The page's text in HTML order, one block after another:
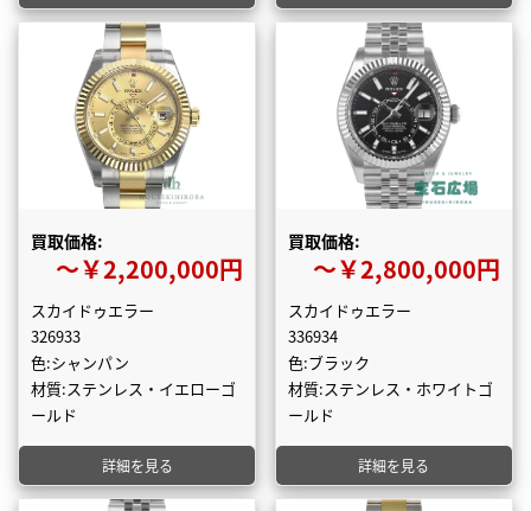
買取価格:
〜￥2,200,000円
スカイドゥエラー
326933
色:シャンパン
材質:ステンレス・イエローゴ
ールド
詳細を見る
買取価格:
〜￥2,800,000円
スカイドゥエラー
336934
色:ブラック
材質:ステンレス・ホワイトゴ
ールド
詳細を見る